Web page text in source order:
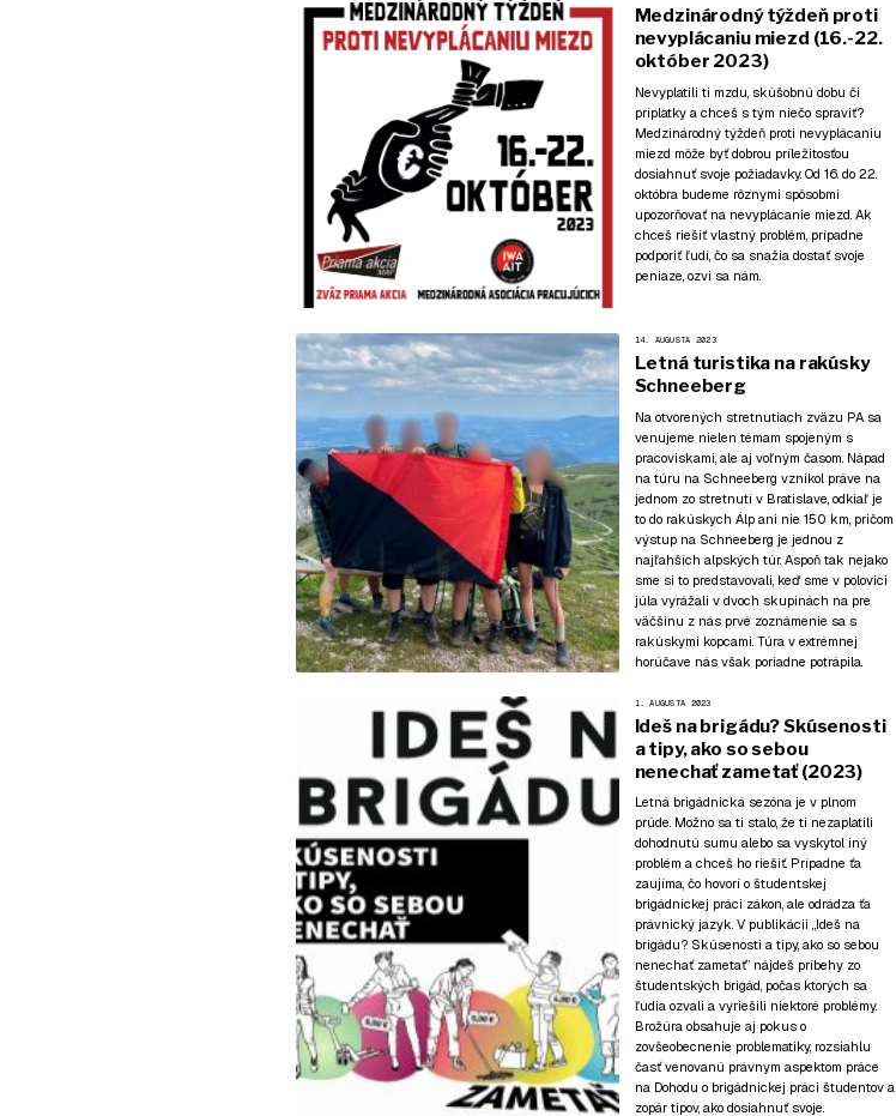
Medzinárodný týždeň proti
nevyplácaniu miezd (16.-22.
október 2023)
Nevyplatili ti mzdu, skúšobnú dobu či
príplatky a chceš s tým niečo spraviť?
Medzinárodný týždeň proti nevyplácaniu
miezd môže byť dobrou príležitosťou
dosiahnuť svoje požiadavky. Od 16. do 22.
októbra budeme rôznymi spôsobmi
upozorňovať na nevyplácanie miezd. Ak
chceš riešiť vlastný problém, prípadne
podporiť ľudí, čo sa snažia dostať svoje
peniaze, ozvi sa nám.
14. AUGUSTA 2023
Letná turistika na rakúsky
Schneeberg
Na otvorených stretnutiach zväzu PA sa
venujeme nielen témam spojeným s
pracoviskami, ale aj voľným časom. Nápad
na túru na Schneeberg vznikol práve na
jednom zo stretnutí v Bratislave, odkiaľ je
to do rakúskych Álp ani nie 150 km, pričom
výstup na Schneeberg je jednou z
najľahších alpských túr. Aspoň tak nejako
sme si to predstavovali, keď sme v polovici
júla vyrážali v dvoch skupinách na pre
väčšinu z nás prvé zoznámenie sa s
rakúskymi kopcami. Túra v extrémnej
horúčave nás však poriadne potrápila.
1. AUGUSTA 2023
Ideš na brigádu? Skúsenosti
a tipy, ako so sebou
nenechať zametať (2023)
Letná brigádnická sezóna je v plnom
prúde. Možno sa ti stalo, že ti nezaplatili
dohodnutú sumu alebo sa vyskytol iný
problém a chceš ho riešiť. Prípadne ťa
zaujíma, čo hovorí o študentskej
brigádnickej práci zákon, ale odrádza ťa
právnický jazyk. V publikácii „Ideš na
brigádu? Skúsenosti a tipy, ako so sebou
nenechať zametať” nájdeš príbehy zo
študentských brigád, počas ktorých sa
ľudia ozvali a vyriešili niektoré problémy.
Brožúra obsahuje aj pokus o
zovšeobecnenie problematiky, rozsiahlu
časť venovanú právnym aspektom práce
na Dohodu o brigádnickej práci študentov a
zopár tipov, ako dosiahnuť svoje.